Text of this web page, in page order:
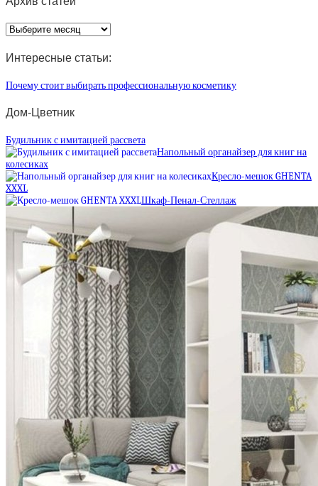
Архив
статей
Интересные статьи:
Почему стоит выбирать профессиональную косметику
Дом-Цветник
Будильник с имитацией рассвета
Напольный органайзер для книг на
колесиках
Кресло-мешок GHENTA
XXXL
Шкаф-Пенал-Стеллаж